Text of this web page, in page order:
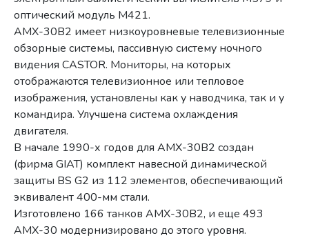
оптический модуль М421.
АМХ-30В2 имеет низкоуровневые телевизионные
обзорные системы, пассивную систему ночного
видения CASTOR. Мониторы, на которых
отображаются телевизионное или тепловое
изображения, установлены как у наводчика, так и у
командира. Улучшена система охлаждения
двигателя.
В начале 1990-х годов для АМХ-30В2 создан
(фирма GIAT) комплект навесной динамической
защиты BS G2 из 112 элементов, обеспечивающий
эквивалент 400-мм стали.
Изготовлено 166 танков АМХ-30В2, и еще 493
АМХ-30 модернизировано до этого уровня.